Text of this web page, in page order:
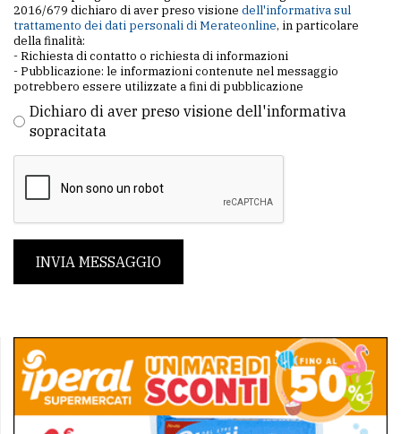
2016/679 dichiaro di aver preso visione dell'informativa sul
trattamento dei dati personali di Merateonline, in particolare
della finalità:
- Richiesta di contatto o richiesta di informazioni
- Pubblicazione: le informazioni contenute nel messaggio
potrebbero essere utilizzate a fini di pubblicazione
Dichiaro di aver preso visione dell'informativa
sopracitata
INVIA MESSAGGIO